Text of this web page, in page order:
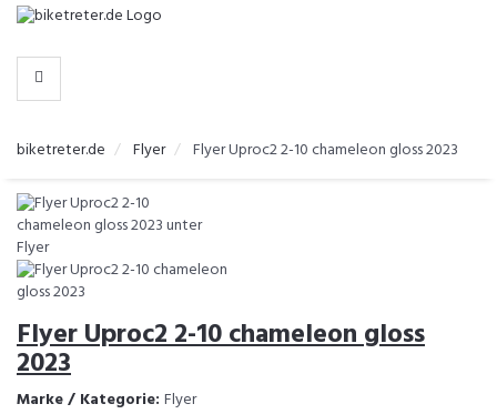
-
HERSTELLER
biketreter.de Flyer Flyer Uproc2 2-10 chameleon gloss 2023
Flyer Uproc2 2-10 chameleon gloss
2023
Marke / Kategorie: Flyer